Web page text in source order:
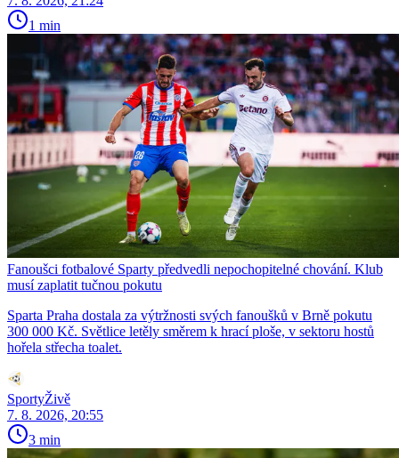
1 min
Fanoušci fotbalové Sparty předvedli nepochopitelné chování. Klub
musí zaplatit tučnou pokutu
Sparta Praha dostala za výtržnosti svých fanoušků v Brně pokutu
300 000 Kč. Světlice letěly směrem k hrací ploše, v sektoru hostů
hořela střecha toalet.
SportyŽivě
7. 8. 2026, 20:55
3 min